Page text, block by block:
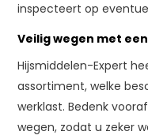
inspecteert op
Veilig wegen met
Hijsmiddelen-Expert
assortiment, welke
werklast. Bedenk
wegen, zodat u zeker